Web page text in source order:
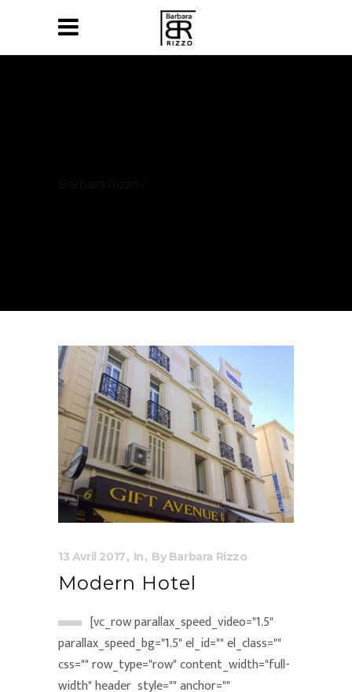
13 Avril 2017 In By Barbara Rizzo
Modern Hotel
[vc_row parallax_speed_video="1.5"
parallax_speed_bg="1.5" el_id="" el_class=""
css="" row_type="row" content_width="full-
width" header_style="" anchor=""